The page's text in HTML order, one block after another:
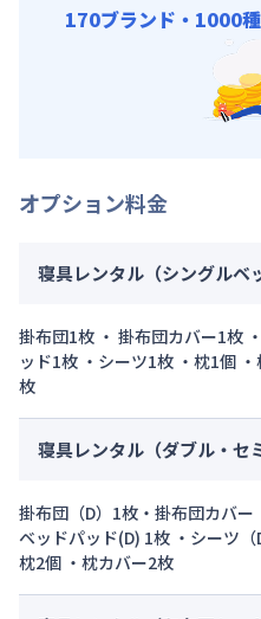
170ブランド・1000
オプション料金
寝具レンタル（シングルベ
掛布団1枚 ・ 掛布団カバー1枚
ッド1枚 ・シーツ1枚 ・枕1個
枚
寝具レンタル（ダブル・セ
掛布団（D）1枚・掛布団カバー
ベッドパッド(D) 1枚 ・シーツ（
枕2個 ・枕カバー2枚